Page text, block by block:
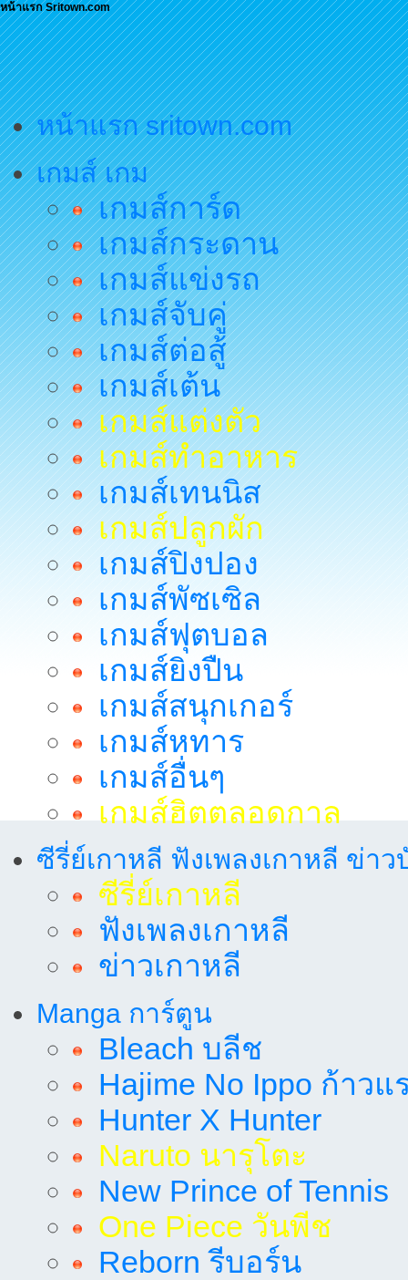
หน้าแรก Sritown.com
หน้าแรก sritown.com
เกมส์ เกม
เกมส์การ์ด
เกมส์กระดาน
เกมส์แข่งรถ
เกมส์จับคู่
เกมส์ต่อสู้
เกมส์เต้น
เกมส์แต่งตัว
เกมส์ทำอาหาร
เกมส์เทนนิส
เกมส์ปลูกผัก
เกมส์ปิงปอง
เกมส์พัซเซิล
เกมส์ฟุตบอล
เกมส์ยิงปืน
เกมส์สนุกเกอร์
เกมส์หทาร
เกมส์อื่นๆ
เกมส์ฮิตตลอดกาล
ซีรี่ย์เกาหลี ฟังเพลงเกาหลี ข่าว
ซีรี่ย์เกาหลี
ฟังเพลงเกาหลี
ข่าวเกาหลี
Manga การ์ตูน
Bleach บลีช
Hajime No Ippo ก้าวแ
Hunter X Hunter
Naruto นารุโตะ
New Prince of Tennis
One Piece วันพีช
Reborn รีบอร์น